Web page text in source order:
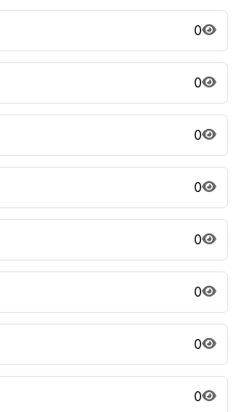
0
0
0
0
0
0
0
0